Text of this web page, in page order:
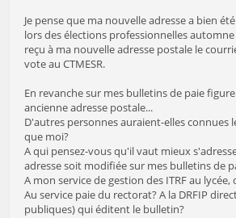
Je pense que ma nouvelle adresse a bien
lors des élections professionnelles automne
reçu à ma nouvelle adresse postale le
vote au CTMESR.
En revanche sur mes bulletins de paie
ancienne adresse postale...
D'autres personnes auraient-elles connues
que moi?
A qui pensez-vous qu'il vaut mieux
adresse soit modifiée sur mes bulletins de
A mon service de gestion des ITRF au
Au service paie du rectorat? A la DRFIP
publiques) qui éditent le bulletin?